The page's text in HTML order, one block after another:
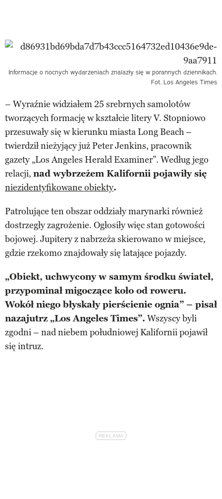
Informacje o nocnych wydarzeniach znalazły się w porannych dziennikach.
Fot. Los Angeles Times
– Wyraźnie widziałem 25 srebrnych samolotów
tworzących formację w kształcie litery V. Stopniowo
przesuwały się w kierunku miasta Long Beach –
twierdził nieżyjący już Peter Jenkins, pracownik
gazety „Los Angeles Herald Examiner”. Według jego
relacji, nad wybrzeżem Kalifornii pojawiły się
niezidentyfikowane obiekty.
Patrolujące ten obszar oddziały marynarki również
dostrzegły zagrożenie. Ogłosiły więc stan gotowości
bojowej. Jupitery z nabrzeża skierowano w miejsce,
gdzie rzekomo znajdowały się latające pojazdy.
„Obiekt, uchwycony w samym środku świateł,
przypominał migoczące koło od roweru.
Wokół niego błyskały pierścienie ognia” – pisał
nazajutrz „Los Angeles Times”. Wszyscy byli
zgodni – nad niebem południowej Kalifornii pojawił
się intruz.